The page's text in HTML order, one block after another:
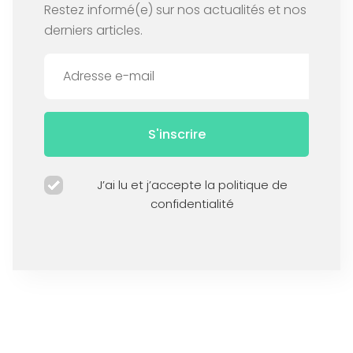
Restez informé(e) sur nos actualités et nos
derniers articles.
S'inscrire
J’ai lu et j’accepte la politique de
confidentialité